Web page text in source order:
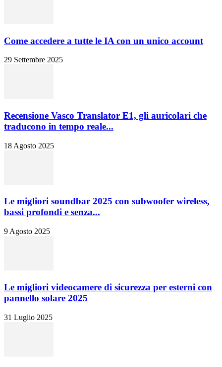
Come accedere a tutte le IA con un unico account
29 Settembre 2025
Recensione Vasco Translator E1, gli auricolari che
traducono in tempo reale...
18 Agosto 2025
Le migliori soundbar 2025 con subwoofer wireless,
bassi profondi e senza...
9 Agosto 2025
Le migliori videocamere di sicurezza per esterni con
pannello solare 2025
31 Luglio 2025